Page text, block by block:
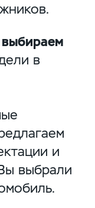
выбираем
в
и
выбрали